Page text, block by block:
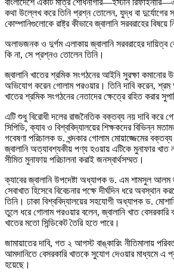
কথা উল্লেখ করে তিনি প্রশ্ন তোলেন, যুদ্ধ বা দুর্যোগের
কোম্পানিগুলোকে রাষ্ট্র কীভাবে জ্বালানি সরবরাহের বিষয়ে
অলাভজনক ও দুর্গম এলাকায় জ্বালানি সরবরাহের দায়িত্ব
কি না, সে প্রশ্নও তোলেন তিনি।
জ্বালানি খাতের শ্রমিক সংগঠনের আইনি সুরক্ষা কমানোর
অভিযোগ করেন গোলাম পরওয়ার। তিনি দাবি করেন, শ্রম
খাতের শ্রমিক সংগঠনের নেতাদের ক্ষেত্রে রহিত করার
এটি শুধু বিরোধী দলের রাজনৈতিক বক্তব্য নয় দাবি করে
সিপিডি, ক্যাব ও বিশ্ববিদ্যালয়ের শিক্ষকদের বিভিন্ন
গবেষণা পরিচালক ড. খন্দকার গোলাম মোয়াজ্জেমের
জ্বালানি অত্যাবশ্যকীয় পণ্য হওয়ায় এটিকে মুনাফার খাত
সীমিত মুনাফায় পরিচালনা করাই জনস্বার্থসম্মত।
ক্যাবের জ্বালানি উপদেষ্টা অধ্যাপক ড. এম শামসুল আলম
সেবাখাত হিসেবে বিবেচনার পক্ষে দীর্ঘদিন ধরে অবস্থান
তিনি। ঢাকা বিশ্ববিদ্যালয়ের সহযোগী অধ্যাপক ড.
তুলে ধরে গোলাম পরওয়ার বলেন, জ্বালানি খাত বেসরকারি
খাতের মতো সিন্ডিকেট তৈরি হতে পারে।
জামায়াতের দাবি, গত ২ আগস্ট বাঙ্কারিং নীতিমালায়
আমদানিতে বেসরকারি খাতকে সুযোগ দেওয়ার মাধ্যমে এ
হয়েছে।